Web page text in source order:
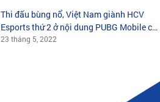
Thi đấu bùng nổ, Việt Nam giành HCV
Esports thứ 2 ở nội dung PUBG Mobile cá
nhân
23 tháng 5, 2022